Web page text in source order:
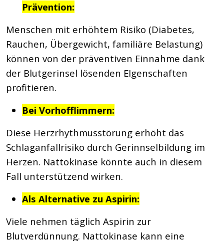
Prävention:
Menschen mit erhöhtem Risiko (Diabetes,
Rauchen, Übergewicht, familiäre Belastung)
können von der präventiven Einnahme dank
der Blutgerinsel lösenden EIgenschaften
profitieren.
Bei Vorhofflimmern:
Diese Herzrhythmusstörung erhöht das
Schlaganfallrisiko durch Gerinnselbildung im
Herzen. Nattokinase könnte auch in diesem
Fall unterstützend wirken.
Als Alternative zu Aspirin:
Viele nehmen täglich Aspirin zur
Blutverdünnung. Nattokinase kann eine